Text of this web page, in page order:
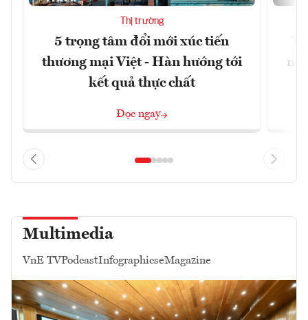
Thị trường
5 trọng tâm đổi mới xúc tiến
thương mại Việt - Hàn hướng tới
kết quả thực chất
Đọc ngay
Multimedia
VnE TVPodcastInfographicseMagazine